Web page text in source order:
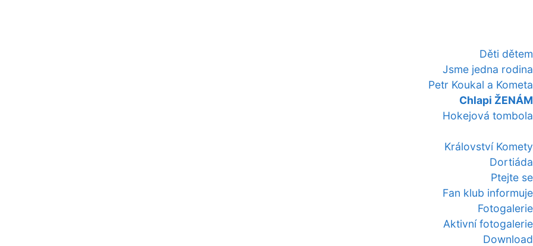
Děti dětem
Jsme jedna rodina
Petr Koukal a Kometa
Chlapi ŽENÁM
Hokejová tombola
Království Komety
Dortiáda
Ptejte se
Fan klub informuje
Fotogalerie
Aktivní fotogalerie
Download